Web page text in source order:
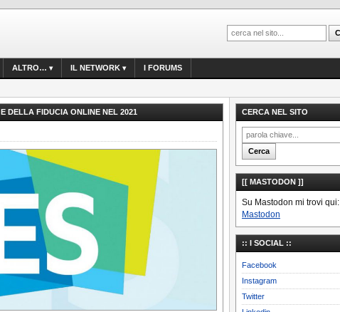
ALTRO… IL NETWORK I FORUMS
DELLA FIDUCIA ONLINE NEL 2021 CERCA NEL SITO
[[ MASTODON ]]
Su Mastodon mi trovi qui:
Mastodon
:: I SOCIAL ::
Facebook
Instagram
Twitter